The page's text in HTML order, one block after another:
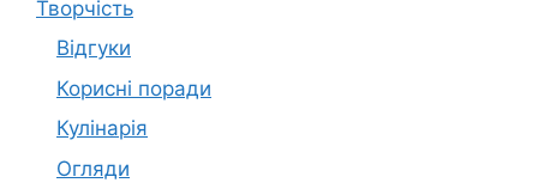
Творчість
Відгуки
Корисні поради
Кулінарія
Огляди